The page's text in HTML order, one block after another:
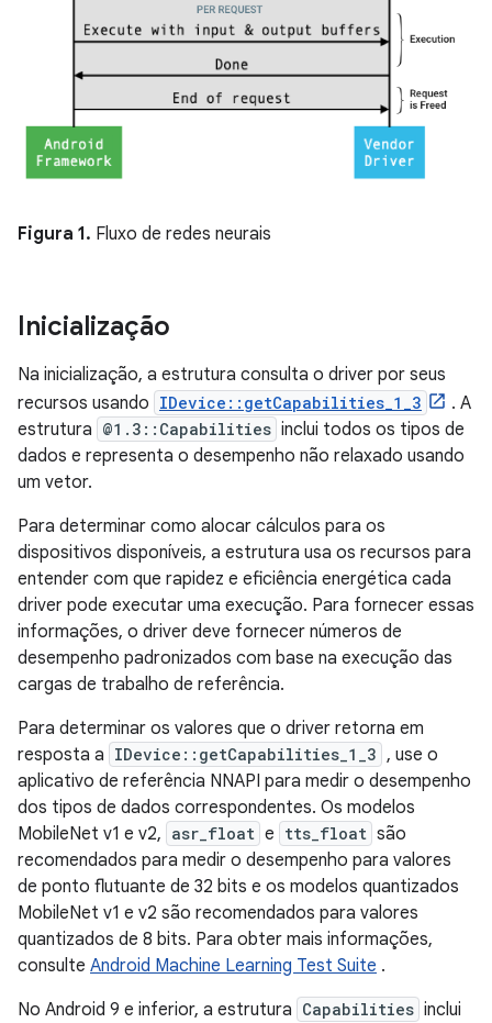
Figura 1. Fluxo de redes neurais
Inicialização
Na inicialização, a estrutura consulta o driver por seus
recursos usando IDevice::getCapabilities_1_3
. A
estrutura @1.3::Capabilities inclui todos os tipos de
dados e representa o desempenho não relaxado usando
um vetor.
Para determinar como alocar cálculos para os
dispositivos disponíveis, a estrutura usa os recursos para
entender com que rapidez e eficiência energética cada
driver pode executar uma execução. Para fornecer essas
informações, o driver deve fornecer números de
desempenho padronizados com base na execução das
cargas de trabalho de referência.
Para determinar os valores que o driver retorna em
resposta a IDevice::getCapabilities_1_3 , use o
aplicativo de referência NNAPI para medir o desempenho
dos tipos de dados correspondentes. Os modelos
MobileNet v1 e v2, asr_float e tts_float são
recomendados para medir o desempenho para valores
de ponto flutuante de 32 bits e os modelos quantizados
MobileNet v1 e v2 são recomendados para valores
quantizados de 8 bits. Para obter mais informações,
consulte Android Machine Learning Test Suite .
No Android 9 e inferior, a estrutura Capabilities inclui